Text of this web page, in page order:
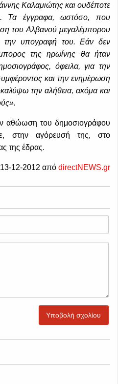
Καλαμιώτης και ουδέποτε
Τα έγγραφα, ωστόσο, που
του Αλβανού μεγαλέμπορου
την υπογραφή του. Εάν δεν
της ηρωίνης θα ήταν
όφειλα, για την
και την ενημέρωση
την αλήθεια, ακόμα και
αθώωση του δημοσιογράφου
στην αγόρευσή της, στο
της έδρας.
12-2012 από directNEWS.gr
Υποβολή σχολίου